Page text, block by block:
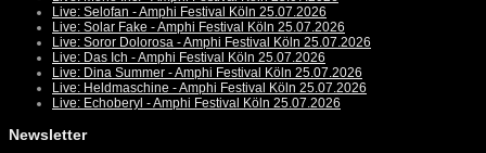
Live: Selofan - Amphi Festival Köln 25.07.2026
Live: Solar Fake - Amphi Festival Köln 25.07.2026
Live: Soror Dolorosa - Amphi Festival Köln 25.07.2026
Live: Das Ich - Amphi Festival Köln 25.07.2026
Live: Dina Summer - Amphi Festival Köln 25.07.2026
Live: Heldmaschine - Amphi Festival Köln 25.07.2026
Live: Echoberyl - Amphi Festival Köln 25.07.2026
Newsletter